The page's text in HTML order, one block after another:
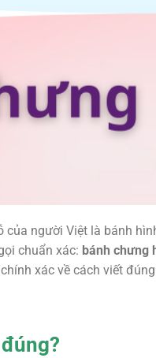
của người Việt là bánh
chuẩn xác: bánh chưng
xác về cách viết